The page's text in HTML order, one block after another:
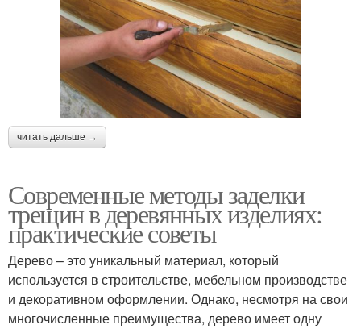
читать дальше →
Современные методы заделки
трещин в деревянных изделиях:
практические советы
Дерево – это уникальный материал, который
используется в строительстве, мебельном производстве
и декоративном оформлении. Однако, несмотря на свои
многочисленные преимущества, дерево имеет одну